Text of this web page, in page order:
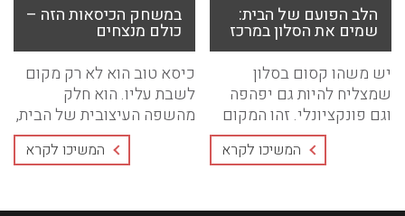
הלב הפועם של הבית:
שמים את הסלון במרכז
יש משהו קסום בסלון
שמצליח להיות גם יפהפה
וגם פונקציונלי. זהו המקום
שבו היום שלכם ...
המשיכו לקרא
במשחק הכיסאות הזה –
כולם מנצחים
כיסא טוב הוא לא רק מקום
לשבת עליו. הוא חלק
מהשפה העיצובית של הבית,
המשיכו לקרא